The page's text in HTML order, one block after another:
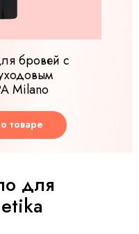
бровей с
Milano
товаре
для